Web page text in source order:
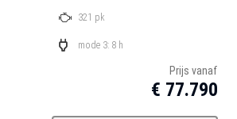
321 pk
mode 3: 8 h
Prijs vanaf
€ 77.790